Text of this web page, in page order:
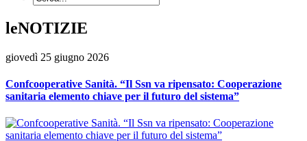
leNOTIZIE
giovedì 25 giugno 2026
Confcooperative Sanità. “Il Ssn va ripensato: Cooperazione
sanitaria elemento chiave per il futuro del sistema”